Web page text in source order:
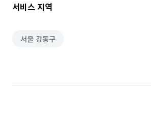
서비스 지역
서울 강동구